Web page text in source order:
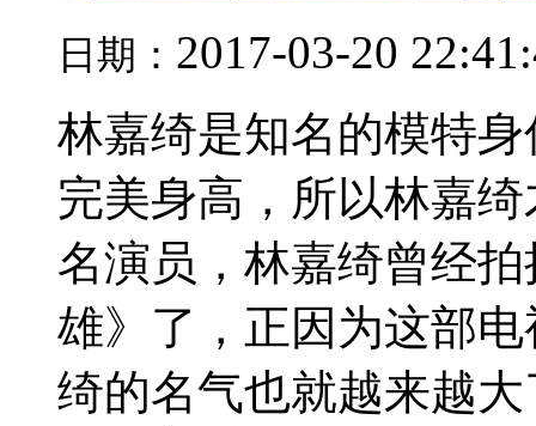
日期： 2017-03-20
林嘉绮是知名的模特
完美身高，所以林嘉
名演员，林嘉绮曾经
雄》了，正因为这部
绮的名气也就越来越